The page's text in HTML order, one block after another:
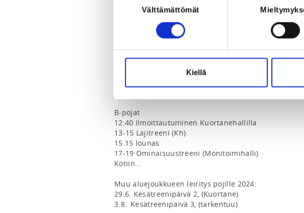
Välttämättömät
Kiellä
Leirin hinta on 45€.
HUOM!!! Päivän aikataulu:
11:40 Ilmoittautuminen Kuortanehallilla
12-14 Lajitreeni (Kh)
B-pojat
12:40 Ilmoittautuminen Kuortanehallilla
13-15 Lajitreeni (Kh)
15.15 lounas
17-19 Ominaisuustreeni (Monitoimihalli)
Kotiin...
Muu aluejoukkueen leiritys pojille 2024:
29.6. Kesätreenipäivä 2, (Kuortane)
3.8. 	Kesätreenipäivä 3, (tarkentuu)